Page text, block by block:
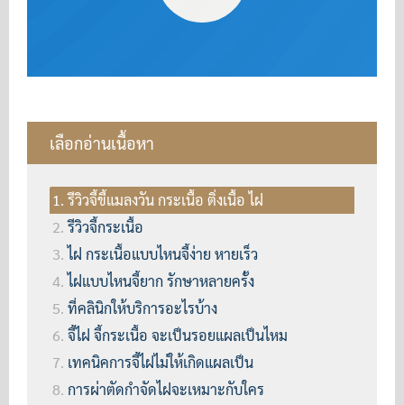
เลือกอ่านเนื้อหา
รีวิวจี้ขี้แมลงวัน กระเนื้อ ติ่งเนื้อ ไฝ
รีวิวจี้กระเนื้อ
ไฝ กระเนื้อแบบไหนจี้ง่าย หายเร็ว
ไฝแบบไหนจี้ยาก รักษาหลายครั้ง
ที่คลินิกให้บริการอะไรบ้าง
จี้ไฝ จี้กระเนื้อ จะเป็นรอยแผลเป็นไหม
เทคนิคการจี้ไฝไม่ให้เกิดแผลเป็น
การผ่าตัดกำจัดไฝจะเหมาะกับใคร